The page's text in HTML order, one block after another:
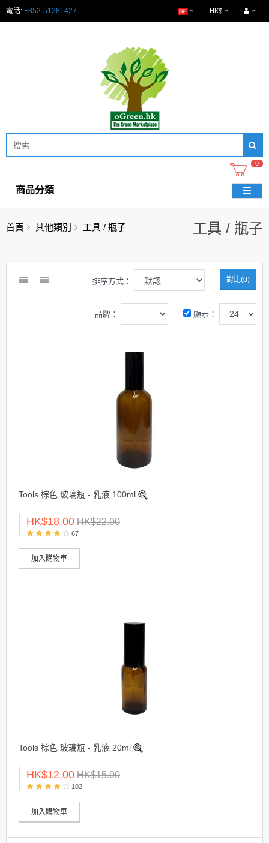
電話: +852-51281427 HK$
0
商品分類
首頁 其他類別 工具 / 瓶子 工具 / 瓶子
對比(0)
排序方式：
顯示：
品牌：
Tools 棕色 玻璃瓶 - 乳液 100ml
HK$18.00 HK$22.00
67
加入購物車
Tools 棕色 玻璃瓶 - 乳液 20ml
HK$12.00 HK$15.00
102
加入購物車